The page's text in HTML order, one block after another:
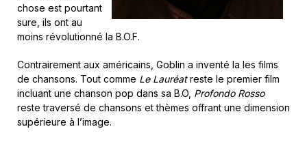
chose est pourtant
sure, ils ont au
moins révolutionné la B.O.F.
Contrairement aux américains, Goblin a inventé la les films
de chansons. Tout comme Le Lauréat reste le premier film
incluant une chanson pop dans sa B.O, Profondo Rosso
reste traversé de chansons et thèmes offrant une dimension
supérieure à l’image.